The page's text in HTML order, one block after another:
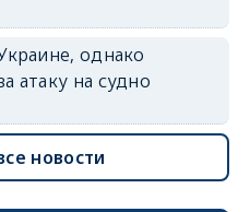
однако
атаку на судно
новости